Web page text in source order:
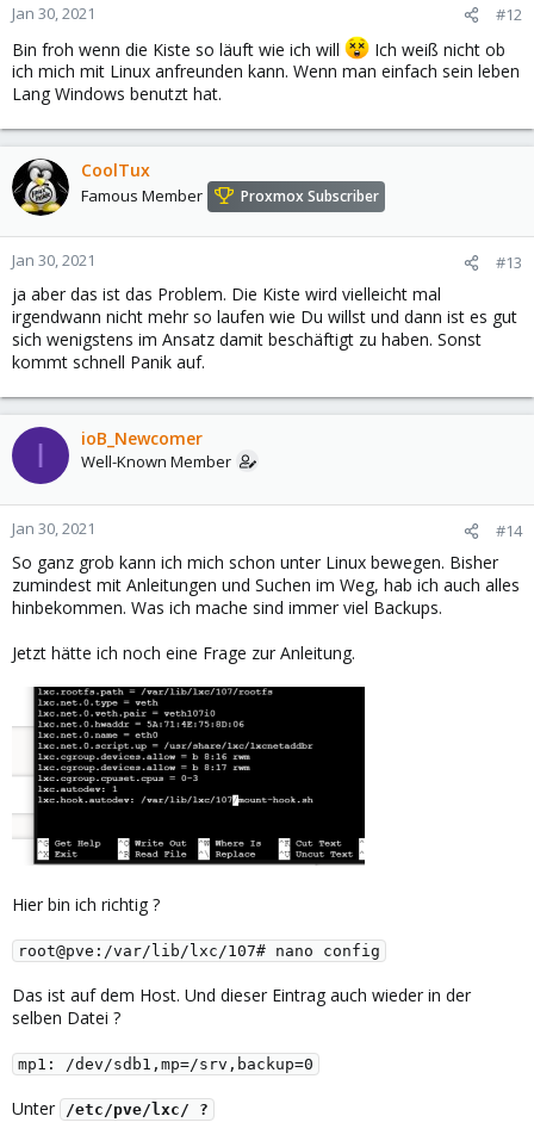
Jan 30, 2021 #12
Bin froh wenn die Kiste so läuft wie ich will
Ich weiß nicht ob
ich mich mit Linux anfreunden kann. Wenn man einfach sein leben
Lang Windows benutzt hat.
CoolTux
Famous Member Proxmox Subscriber
Jan 30, 2021 #13
ja aber das ist das Problem. Die Kiste wird vielleicht mal
irgendwann nicht mehr so laufen wie Du willst und dann ist es gut
sich wenigstens im Ansatz damit beschäftigt zu haben. Sonst
kommt schnell Panik auf.
I ioB_Newcomer
Well-Known Member
Jan 30, 2021 #14
So ganz grob kann ich mich schon unter Linux bewegen. Bisher
zumindest mit Anleitungen und Suchen im Weg, hab ich auch alles
hinbekommen. Was ich mache sind immer viel Backups.
Jetzt hätte ich noch eine Frage zur Anleitung.
Hier bin ich richtig ?
root@pve:/var/lib/lxc/107# nano config
Das ist auf dem Host. Und dieser Eintrag auch wieder in der
selben Datei ?
mp1: /dev/sdb1,mp=/srv,backup=0
Unter /etc/pve/lxc/ ?